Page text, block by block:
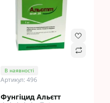
В наявності
Артикул: 496
Фунгіцид Альєтт